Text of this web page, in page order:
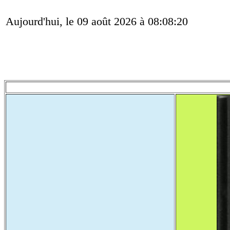
Aujourd'hui, le 09 août 2026 à 08:08:20